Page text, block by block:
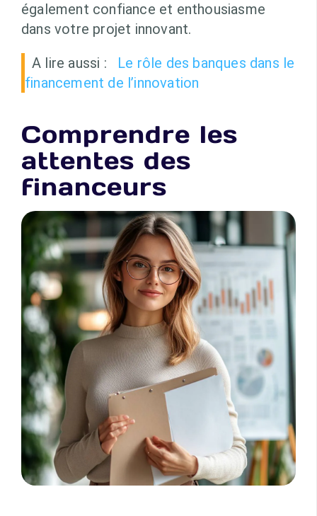
également confiance et enthousiasme
dans votre projet innovant.
A lire aussi :
Le rôle des banques dans le
financement de l’innovation
Comprendre les
attentes des
financeurs